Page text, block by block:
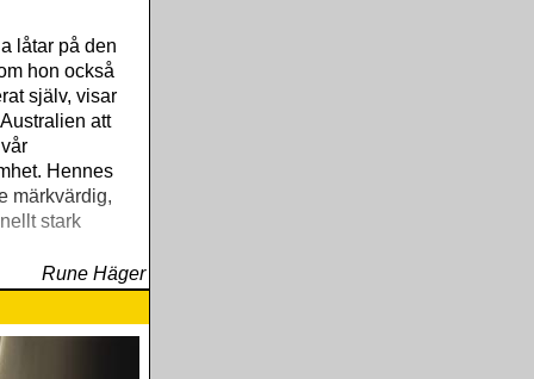
låtar på den
hon också
själv, visar
att
Hennes
märkvärdig,
stark
Rune Häger